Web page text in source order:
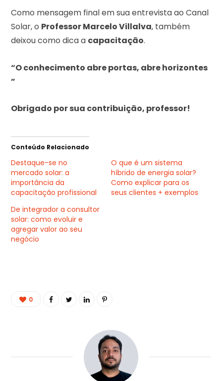
Como mensagem final em sua entrevista ao Canal
Solar, o Professor Marcelo Villalva, também
deixou como dica a capacitação.
“O conhecimento abre portas, abre horizontes
”
Obrigado por sua contribuição, professor!
Conteúdo Relacionado
Destaque-se no
mercado solar: a
importância da
capacitação profissional
O que é um sistema
híbrido de energia solar?
Como explicar para os
seus clientes + exemplos
De integrador a consultor
solar: como evoluir e
agregar valor ao seu
negócio
0